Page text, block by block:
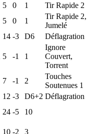
5 0 1
Tir Rapide 2
5 0 1
Tir Rapide 2,
Jumelé
14 -3 D6 Déflagration
5 -1 1
Ignore
Couvert,
Torrent
7 -1 2
Touches
Soutenues 1
12 -3 D6+2 Déflagration
24 -5
10
10 -2 3